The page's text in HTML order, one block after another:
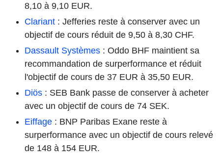
8,10 à 9,10 EUR.
Clariant : Jefferies reste à conserver avec un
objectif de cours réduit de 9,50 à 8,30 CHF.
Dassault Systèmes : Oddo BHF maintient sa
recommandation de surperformance et réduit
l'objectif de cours de 37 EUR à 35,50 EUR.
Diös : SEB Bank passe de conserver à acheter
avec un objectif de cours de 74 SEK.
Eiffage : BNP Paribas Exane reste à
surperformance avec un objectif de cours relevé
de 148 à 154 EUR.